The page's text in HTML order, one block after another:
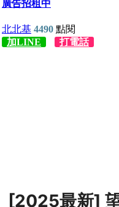
[2025最新]